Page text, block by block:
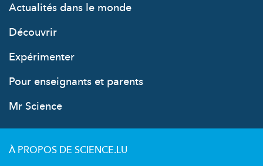
Actualités dans le monde
Découvrir
Expérimenter
Pour enseignants et parents
Mr Science
À PROPOS DE SCIENCE.LU